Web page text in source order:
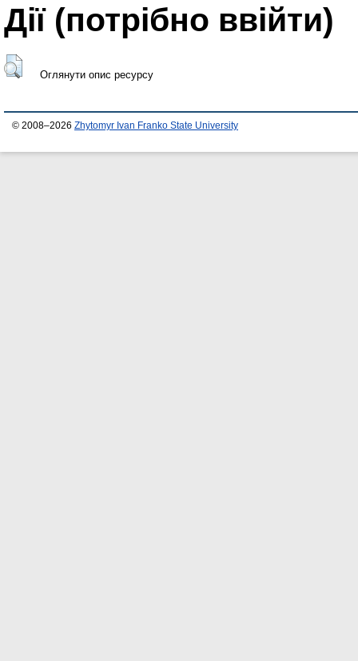
Дії ​​(потрібно ввійти)
Оглянути опис ресурсу
© 2008–2026 Zhytomyr Ivan Franko State University